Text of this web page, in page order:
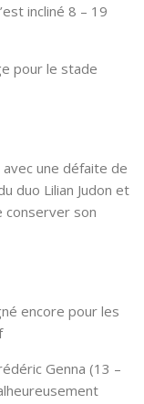
incliné 8 – 19
pour le stade
une défaite de
duo Lilian Judon et
conserver son
encore pour les
Genna (13 –